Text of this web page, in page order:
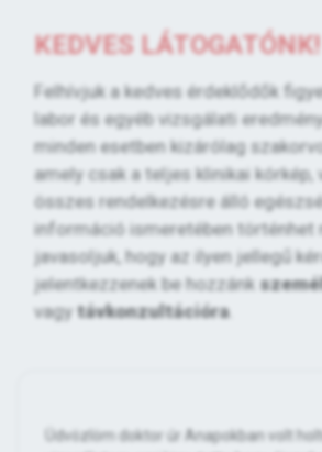
KEDVES LÁTOGATÓNK!
Felhívjuk a kedves érdeklődők
labor és egyéb vizsgálati
minden esetben kizárólag
amely csak a teljes klinikai kórkép,
összes rendelkezésre álló
információ ismeretében történhet
javasoljuk, hogy az ilyen jellegű
jelentkezzenek be hozzánk
vagy távkonzultációra.
Üdvözlöm doktor úr Anapokban volt